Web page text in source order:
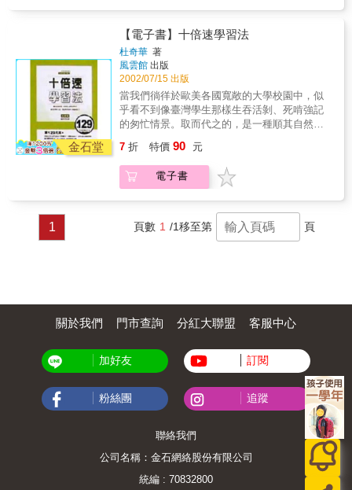
金石堂
【電子書】十倍速學習法
杜奇華 著
風雲館 出版
2002/07/15 出版
當我們徜徉於歐美各國寬敞的大學校園中，似
乎看不到像臺灣學生那樣生吞活剝、死啃強記
的匆忙情景。取而代之的，是一種順其自然，
判若雲泥，卻也懸殊頗大。 試想，臺灣的老
師上課，所講求的無非是循規蹈矩，一絲不
茍，這種照本宣科的做法，易使學生產生一種
的好習慣，其原因所在，便是台灣和歐美的教
育體制截然不同。 究其所以，臺灣學生所缺
激發和拓展出自己的無限潛能。 本書旨在分門
別類的介紹給大家所有能夠輕鬆愉快且有效學
補短，全力以赴，必能對您的學生生涯產生莫
大的幫助和深遠的影響。
7 折 特價 90 元
電子書
1 頁數 1 /1移至第 頁
關於我們 門市查詢 分紅大聯盟 客服中心
加好友 訂閱
粉絲團 追蹤
聯絡我們
公司名稱：金石網絡股份有限公司
統編 : 70832800